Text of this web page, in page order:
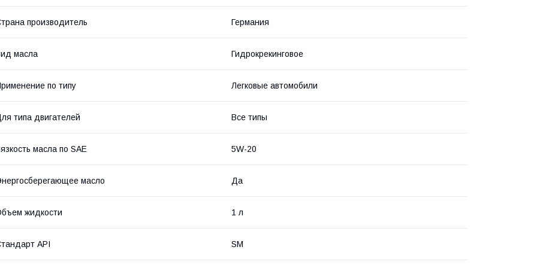
производитель Германия
масла Гидрокрекинговое
по типу Легковые автомобили
типа двигателей Все типы
масла по SAE 5W-20
масло Да
жидкости 1 л
API SM